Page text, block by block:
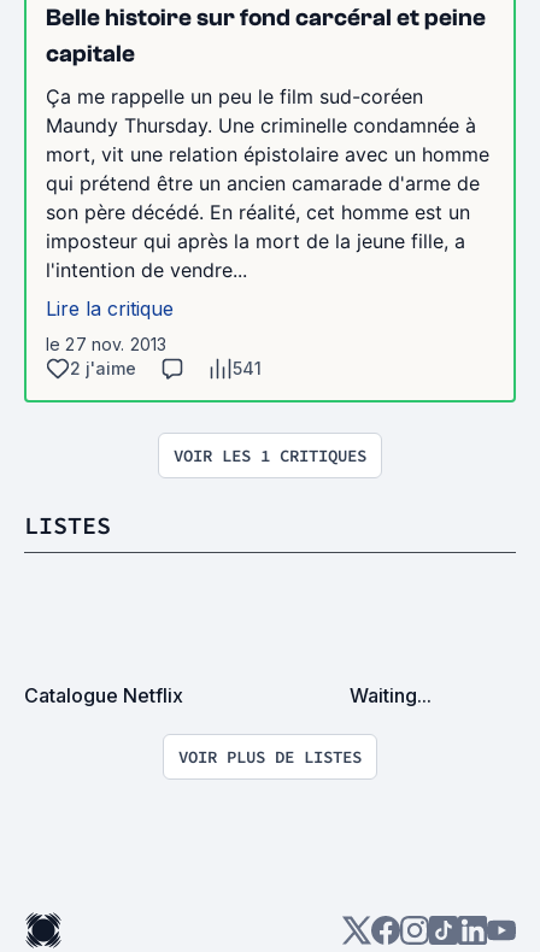
Belle histoire sur fond carcéral et peine
capitale
Ça me rappelle un peu le film sud-coréen
Maundy Thursday. Une criminelle condamnée à
mort, vit une relation épistolaire avec un homme
qui prétend être un ancien camarade d'arme de
son père décédé. En réalité, cet homme est un
imposteur qui après la mort de la jeune fille, a
l'intention de vendre...
Lire la critique
le 27 nov. 2013
2 j'aime
541
VOIR LES 1 CRITIQUES
LISTES
Catalogue Netflix Waiting...
VOIR PLUS DE LISTES